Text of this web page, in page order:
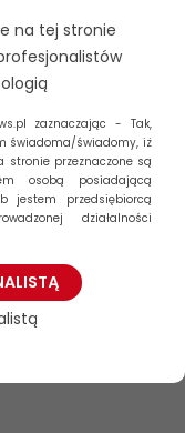
na tej stronie
zaznaczając - Tak,
świadoma/świadomy, iż
stronie przeznaczone są
osobą posiadającą
jestem przedsiębiorcą
działalności
n. med. Marek
Lekarsko-
Elżbieta
Centrum